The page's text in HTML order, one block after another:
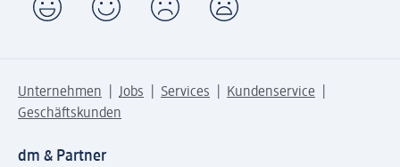
Unternehmen Jobs Services
Kundenservice
Geschäftskunden
dm & Partner